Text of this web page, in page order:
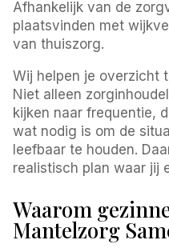
Afhankelijk van de
plaatsvinden met
van thuiszorg.
Wij helpen je overzicht
Niet alleen
kijken naar frequentie,
wat nodig is om de
leefbaar te houden.
realistisch plan waar jij
Waarom
Mantelzorg